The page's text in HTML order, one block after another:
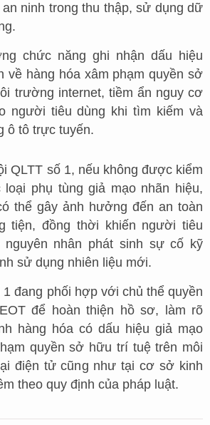
ninh trong thu thập, sử dụng dữ
chức năng ghi nhận dấu hiệu
về hàng hóa xâm phạm quyền sở
trường internet, tiềm ẩn nguy cơ
người tiêu dùng khi tìm kiếm và
ô tô trực tuyến.
QLTT số 1, nếu không được kiểm
phụ tùng giả mạo nhãn hiệu,
thể gây ảnh hưởng đến an toàn
tiện, đồng thời khiến người tiêu
nhân phát sinh sự cố kỹ
sử dụng nhiên liệu mới.
đang phối hợp với chủ thể quyền
để hoàn thiện hồ sơ, làm rõ
hàng hóa có dấu hiệu giả mạo
quyền sở hữu trí tuệ trên môi
điện tử cũng như tại cơ sở kinh
theo quy định của pháp luật.